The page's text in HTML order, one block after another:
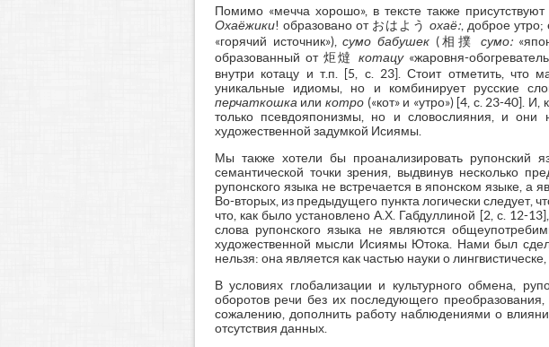
Помимо «мечча хорошо», в тексте также
Охаёжики! образовано от おはよう охаё:, доброе утро;
«горячий источник»),сумо бабушек(相撲 сумо:
образованный от 炬燵 котацу «жаровня-
внутри котацу и т.п. [5, с. 23]. Стоит отметить, что
уникальные идиомы, но и комбинирует русские
перчаткошка или котро («кот» и «утро») [4, с. 23-40].
только псевдояпонизмы, но и словослияния, и
художественной задумкой Исиямы.
Мы также хотели бы проанализировать рупонский
семантической точки зрения, выдвинув несколько
рупонского языка не встречается в японском языке, а
Во-вторых, из предыдущего пункта логически следует,
что, как было установлено А.Х. Габдуллиной [2, с. 12-
слова рупонского языка не являются
художественной мысли Исиямы Ютока. Нами был
нельзя: она является как частью науки о лингвистическе,
В условиях глобализации и культурного обмена,
оборотов речи без их последующего
сожалению, дополнить работу наблюдениями о
отсутствия данных.